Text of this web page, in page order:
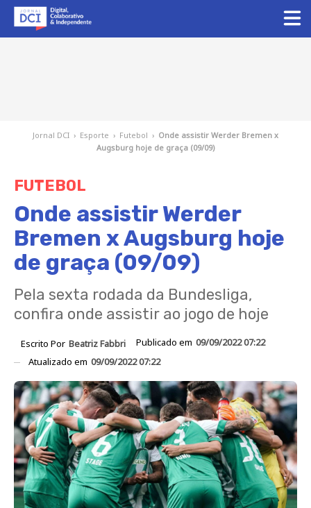
Jornal DCI › Esporte › Futebol › Onde assistir Werder Bremen x
Augsburg hoje de graça (09/09)
FUTEBOL
Onde assistir Werder
Bremen x Augsburg hoje
de graça (09/09)
Pela sexta rodada da Bundesliga,
confira onde assistir ao jogo de hoje
Escrito Por Beatriz Fabbri Publicado em 09/09/2022 07:22
Atualizado em 09/09/2022 07:22